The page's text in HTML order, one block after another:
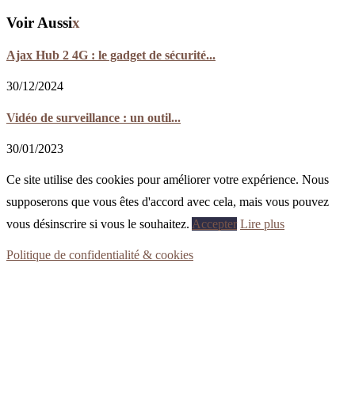
Voir Aussix
Ajax Hub 2 4G : le gadget de sécurité...
30/12/2024
Vidéo de surveillance : un outil...
30/01/2023
Ce site utilise des cookies pour améliorer votre expérience. Nous
supposerons que vous êtes d'accord avec cela, mais vous pouvez
vous désinscrire si vous le souhaitez. Accepter Lire plus
Politique de confidentialité & cookies